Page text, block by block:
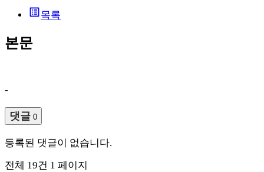
list_alt목록
본문
-
댓글 0
등록된 댓글이 없습니다.
전체 19건 1 페이지